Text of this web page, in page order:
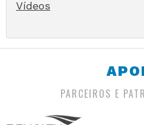
Vídeos
PARCEIROS E